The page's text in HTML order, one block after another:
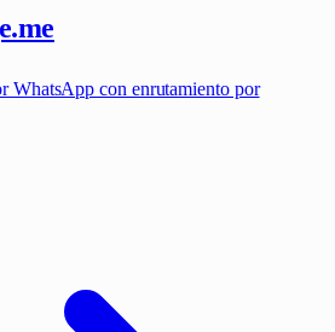
WhatsApp con enrutamiento por